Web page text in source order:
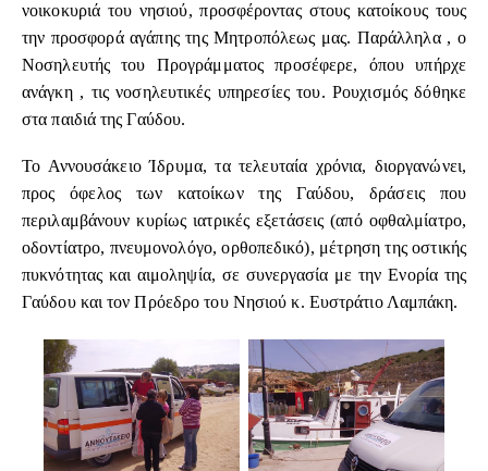
νοικοκυριά του νησιού, προσφέροντας στους κατοίκους τους
την προσφορά αγάπης της Μητροπόλεως μας. Παράλληλα , ο
Νοσηλευτής του Προγράμματος προσέφερε, όπου υπήρχε
ανάγκη , τις νοσηλευτικές υπηρεσίες του. Ρουχισμός δόθηκε
στα παιδιά της Γαύδου.
Το Αννουσάκειο Ίδρυμα, τα τελευταία χρόνια, διοργανώνει,
προς όφελος των κατοίκων της Γαύδου, δράσεις που
περιλαμβάνουν κυρίως ιατρικές εξετάσεις (από οφθαλμίατρο,
οδοντίατρο, πνευμονολόγο, ορθοπεδικό), μέτρηση της οστικής
πυκνότητας και αιμοληψία, σε συνεργασία με την Ενορία της
Γαύδου και τον Πρόεδρο του Νησιού κ. Ευστράτιο Λαμπάκη.